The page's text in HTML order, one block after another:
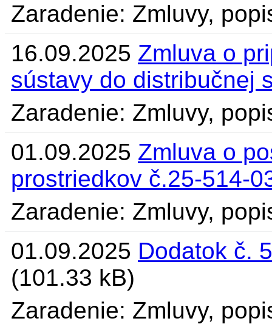
Zaradenie: Zmluvy,
16.09.2025 Zmluva o
sústavy do distribučnej
Zaradenie: Zmluvy,
01.09.2025 Zmluva o
prostriedkov č.25-514-
Zaradenie: Zmluvy,
01.09.2025 Dodatok č.
(101.33 kB)
Zaradenie: Zmluvy,